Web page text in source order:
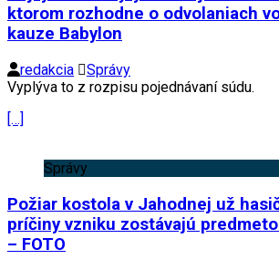
ktorom rozhodne o odvolaniach
kauze Babylon
redakcia
Správy
Vyplýva to z rozpisu pojednávaní súdu.
[…]
Správy
Požiar kostola v Jahodnej už
príčiny vzniku zostávajú
– FOTO